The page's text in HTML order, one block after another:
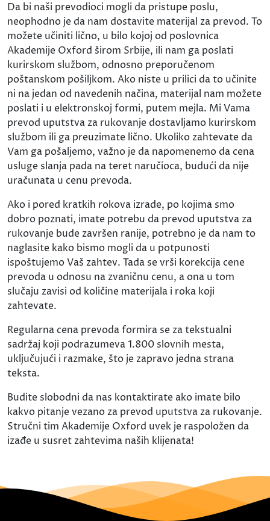
Da bi naši prevodioci mogli da pristupe poslu,
neophodno je da nam dostavite materijal za prevod. To
možete učiniti lično, u bilo kojoj od poslovnica
Akademije Oxford širom Srbije, ili nam ga poslati
kurirskom službom, odnosno preporučenom
poštanskom pošiljkom. Ako niste u prilici da to učinite
ni na jedan od navedenih načina, materijal nam možete
poslati i u elektronskoj formi, putem mejla. Mi Vama
prevod uputstva za rukovanje dostavljamo kurirskom
službom ili ga preuzimate lično. Ukoliko zahtevate da
Vam ga pošaljemo, važno je da napomenemo da cena
usluge slanja pada na teret naručioca, budući da nije
uračunata u cenu prevoda.
Ako i pored kratkih rokova izrade, po kojima smo
dobro poznati, imate potrebu da prevod uputstva za
rukovanje bude završen ranije, potrebno je da nam to
naglasite kako bismo mogli da u potpunosti
ispoštujemo Vaš zahtev. Tada se vrši korekcija cene
prevoda u odnosu na zvaničnu cenu, a ona u tom
slučaju zavisi od količine materijala i roka koji
zahtevate.
Regularna cena prevoda formira se za tekstualni
sadržaj koji podrazumeva 1.800 slovnih mesta,
uključujući i razmake, što je zapravo jedna strana
teksta.
Budite slobodni da nas kontaktirate ako imate bilo
kakvo pitanje vezano za prevod uputstva za rukovanje.
Stručni tim Akademije Oxford uvek je raspoložen da
izađe u susret zahtevima naših klijenata!